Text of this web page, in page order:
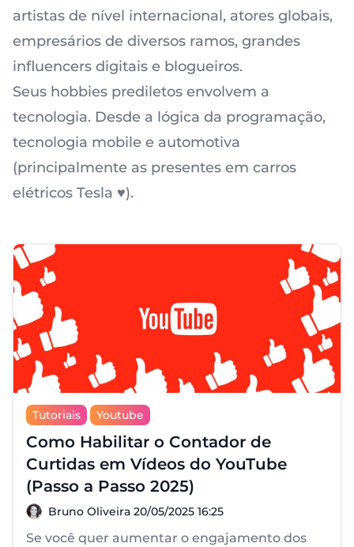
artistas de nível internacional, atores globais,
empresários de diversos ramos, grandes
influencers digitais e blogueiros.
Seus hobbies prediletos envolvem a
tecnologia. Desde a lógica da programação,
tecnologia mobile e automotiva
(principalmente as presentes em carros
elétricos Tesla ♥️).
Tutoriais Youtube
Como Habilitar o Contador de
Curtidas em Vídeos do YouTube
(Passo a Passo 2025)
Bruno Oliveira
Bruno Oliveira 20/05/2025 16:25
Se você quer aumentar o engajamento dos